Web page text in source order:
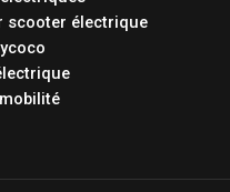
scooter électrique